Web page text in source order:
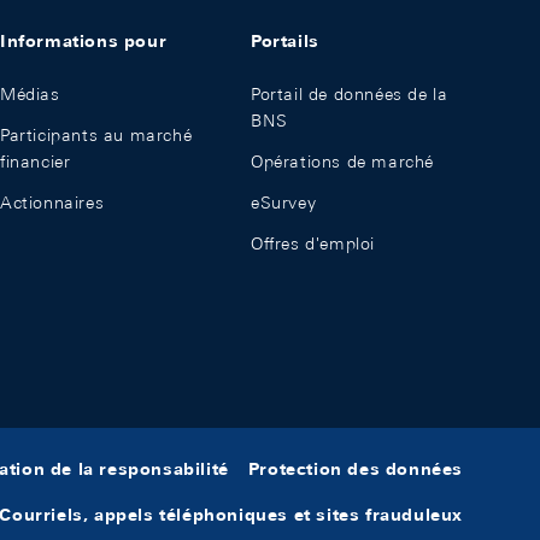
Informations pour
Médias
Participants au marché
financier
Actionnaires
Portails
Portail de données de la
BNS
Opérations de marché
eSurvey
Offres d'emploi
de la responsabilité Protection des données
Courriels, appels téléphoniques et sites frauduleux